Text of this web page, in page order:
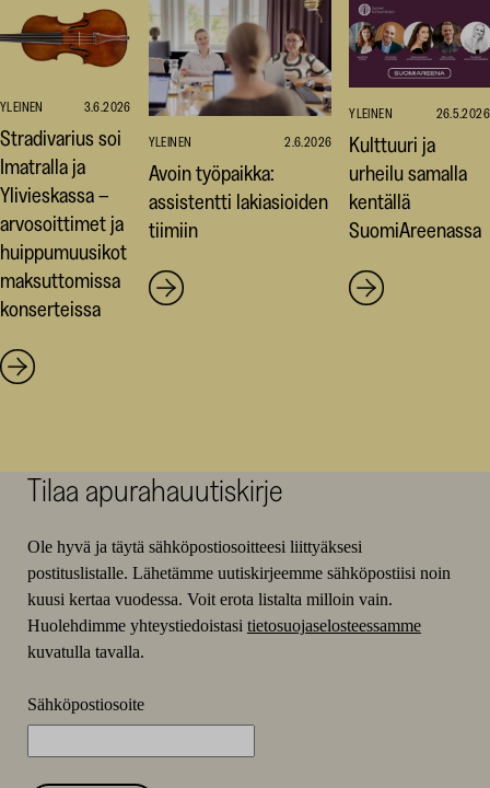
YLEINEN 3.6.2026
Stradivarius soi
Imatralla ja
Ylivieskassa –
arvosoittimet ja
huippumuusikot
maksuttomissa
konserteissa
YLEINEN 2.6.2026
Avoin työpaikka:
assistentti lakiasioiden
tiimiin
YLEINEN 26.5.2026
Kulttuuri ja
urheilu samalla
kentällä
SuomiAreenassa
Tilaa apurahauutiskirje
Ole hyvä ja täytä sähköpostiosoitteesi liittyäksesi
postituslistalle. Lähetämme uutiskirjeemme sähköpostiisi noin
kuusi kertaa vuodessa. Voit erota listalta milloin vain.
Huolehdimme yhteystiedoistasi tietosuojaselosteessamme
kuvatulla tavalla.
Sähköpostiosoite